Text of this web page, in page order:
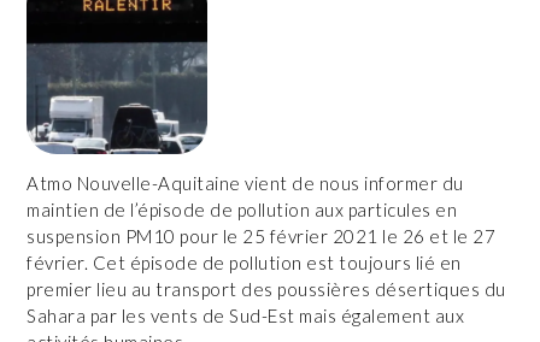
Atmo Nouvelle-Aquitaine vient de nous informer du
maintien de l’épisode de pollution aux particules en
suspension PM10 pour le 25 février 2021 le 26 et le 27
février. Cet épisode de pollution est toujours lié en
premier lieu au transport des poussières désertiques du
Sahara par les vents de Sud-Est mais également aux